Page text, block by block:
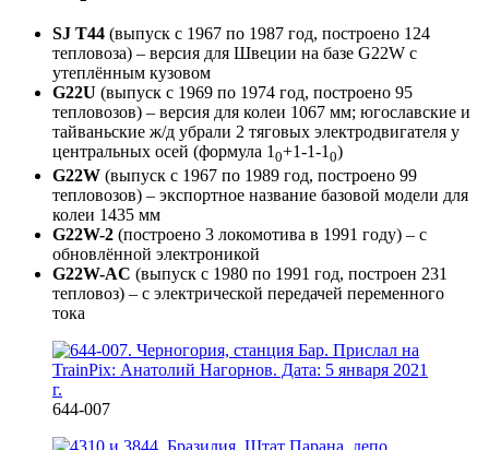
SJ T44 (выпуск с 1967 по 1987 год, построено 124
тепловоза) – версия для Швеции на базе G22W с
утеплённым кузовом
G22U (выпуск с 1969 по 1974 год, построено 95
тепловозов) – версия для колеи 1067 мм; югославские и
тайваньские ж/д убрали 2 тяговых электродвигателя у
центральных осей (формула 1 0+1-1-1 0)
G22W (выпуск с 1967 по 1989 год, построено 99
тепловозов) – экспортное название базовой модели для
колеи 1435 мм
G22W-2 (построено 3 локомотива в 1991 году) – с
обновлённой электроникой
G22W-AC (выпуск с 1980 по 1991 год, построен 231
тепловоз) – с электрической передачей переменного
тока
644-007